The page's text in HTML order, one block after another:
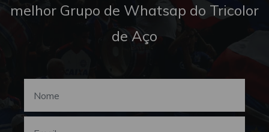
melhor Grupo de Whatsap do Tricolor
de Aço